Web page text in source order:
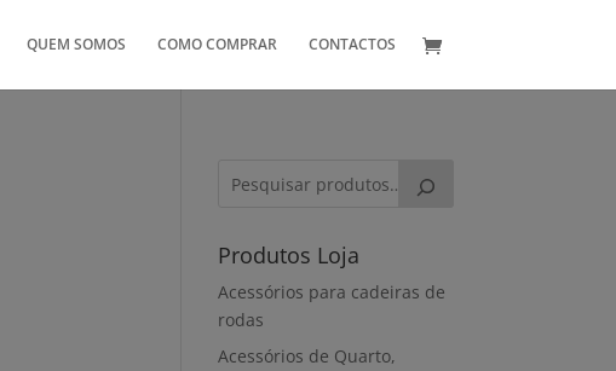
QUEM SOMOS COMO COMPRAR CONTACTOS
Produtos Loja
Acessórios para cadeiras de
rodas
Acessórios de Quarto,